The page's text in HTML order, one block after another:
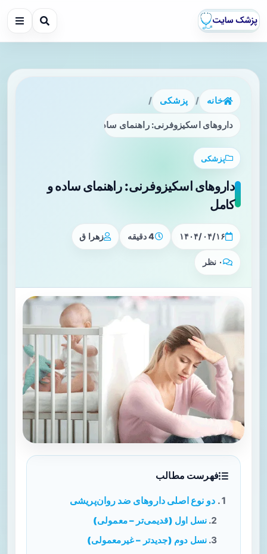
خانه / پزشکی /
داروهای اسکیزوفرنی: راهنمای ساده و کامل
پزشکی
داروهای اسکیزوفرنی: راهنمای ساده و
کامل
۱۴۰۴/۰۴/۱۶ 4 دقیقه زهرا ق
۰ نظر
فهرست مطالب
دو نوع اصلی داروهای ضد روان‌پریشی
نسل اول (قدیمی‌تر – معمولی)
نسل دوم (جدیدتر – غیرمعمولی)